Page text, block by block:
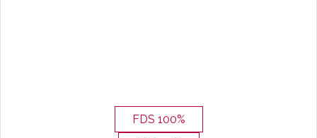
FDS 100%